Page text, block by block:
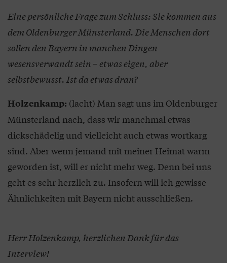
Eine persönliche Frage zum Schluss: Sie kommen aus
dem Oldenburger Münsterland. Die Menschen dort
sollen den Bayern in manchen Dingen
wesensverwandt sein – etwas eigen, aber
selbstbewusst. Ist da etwas dran?
Holzenkamp: (lacht) Man sagt uns im Oldenburger
Münsterland nach, dass wir manchmal etwas
dickschädelig und vielleicht auch etwas wortkarg
sind. Aber wenn jemand mit meiner Heimat warm
geworden ist, will er nicht mehr weg. Denn bei uns
geht es sehr herzlich zu. Insofern will ich gewisse
Ähnlichkeiten mit Bayern nicht ausschließen.
Herr Holzenkamp, herzlichen Dank für das
Interview!